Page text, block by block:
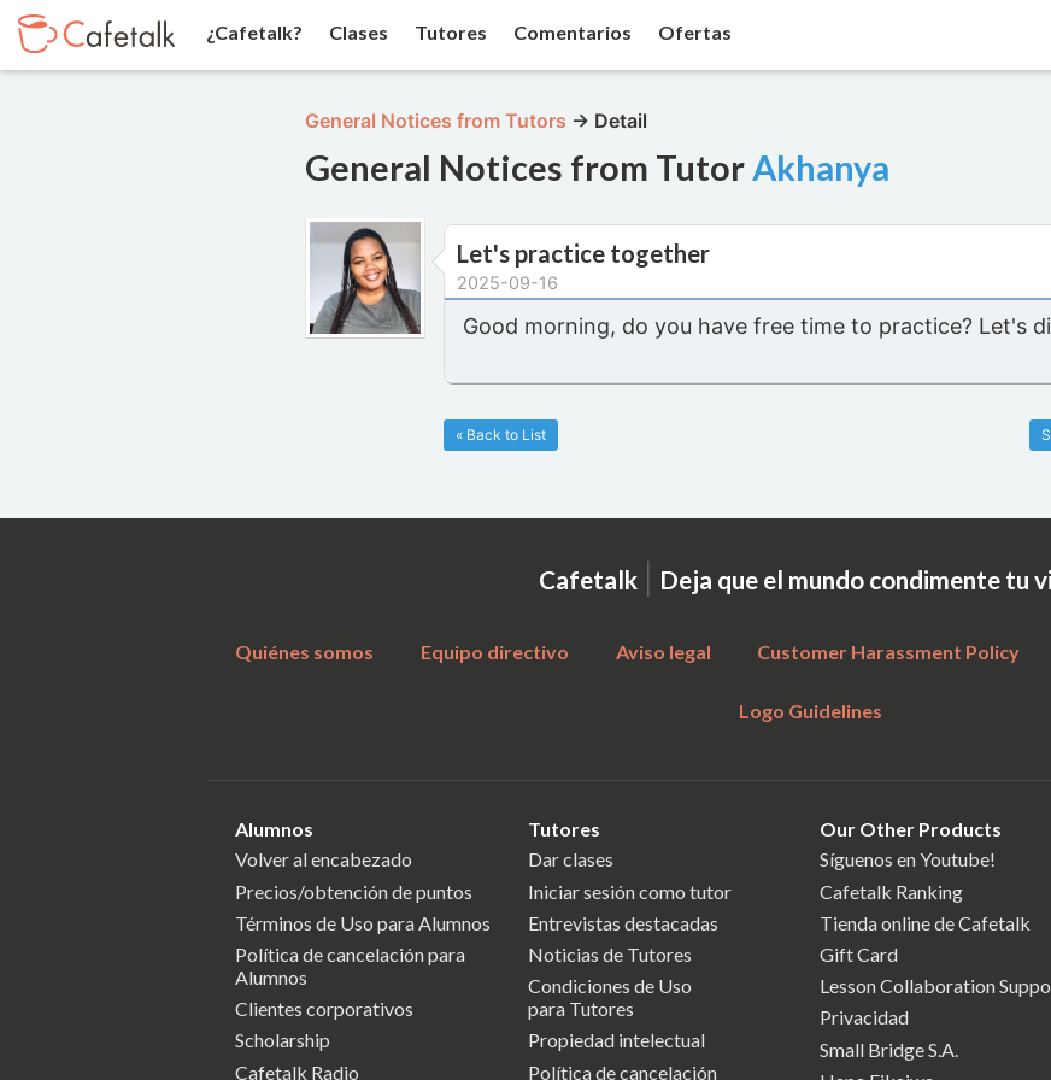
¿Cafetalk? Clases Tutores Comentarios Ofertas
General Notices from Tutors → Detail
General Notices from TutorAkhanya
Let's practice together
2025-09-16
Good morning, do you have free time to practice? Let's
« Back to List
Cafetalk | Deja que el mundo condimente tu
Quiénes somos Equipo directivo Aviso legal Customer Harassment Policy
Logo Guidelines
Alumnos
Volver al encabezado
Precios/obtención de puntos
Términos de Uso para Alumnos
Política de cancelación para
Alumnos
Clientes corporativos
Scholarship
Cafetalk Radio
Tutores
Dar clases
Iniciar sesión como tutor
Entrevistas destacadas
Noticias de Tutores
Condiciones de Uso
para Tutores
Propiedad intelectual
Política de cancelación
Our Other Products
Síguenos en Youtube!
Cafetalk Ranking
Tienda online de Cafetalk
Gift Card
Lesson Collaboration
Privacidad
Small Bridge S.A.